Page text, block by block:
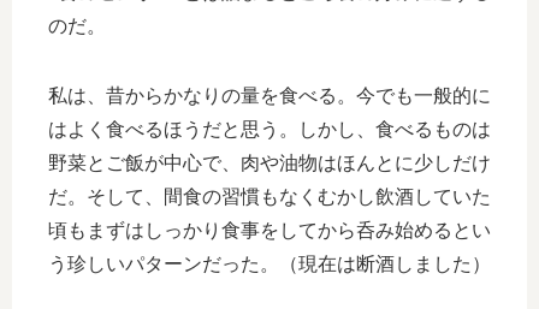
のだ。
私は、昔からかなりの量を食べる。今でも一般的に
はよく食べるほうだと思う。しかし、食べるものは
野菜とご飯が中心で、肉や油物はほんとに少しだけ
だ。そして、間食の習慣もなくむかし飲酒していた
頃もまずはしっかり食事をしてから呑み始めるとい
う珍しいパターンだった。（現在は断酒しました）